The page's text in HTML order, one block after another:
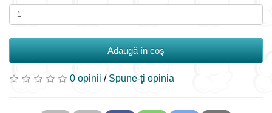
Adaugă în coş
0 opinii /Spune-ţi opinia